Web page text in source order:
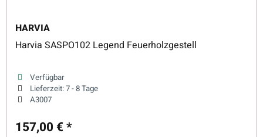
HARVIA
Harvia SASPO102 Legend Feuerholzgestell
Verfügbar
Lieferzeit:7 - 8 Tage
A3007
157,00 €*